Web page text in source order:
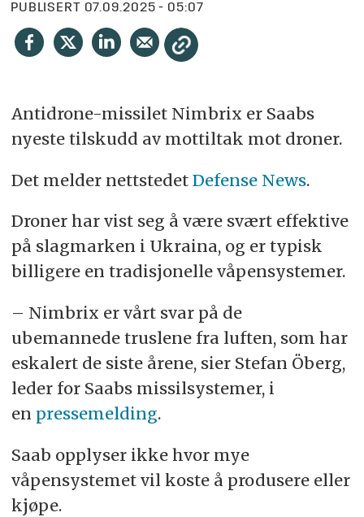
PUBLISERT 07.09.2025 - 05:07
Antidrone-missilet Nimbrix er Saabs
nyeste tilskudd av mottiltak mot droner.
Det melder nettstedet Defense News.
Droner har vist seg å være svært effektive
på slagmarken i Ukraina, og er typisk
billigere en tradisjonelle våpensystemer.
– Nimbrix er vårt svar på de
ubemannede truslene fra luften, som har
eskalert de siste årene, sier Stefan Öberg,
leder for Saabs missilsystemer, i
en pressemelding.
Saab opplyser ikke hvor mye
våpensystemet vil koste å produsere eller
kjøpe.